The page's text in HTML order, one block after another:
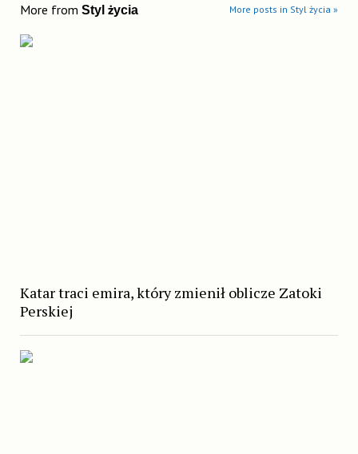
More from Styl życia More posts in Styl życia »
Katar traci emira, który zmienił oblicze Zatoki
Perskiej